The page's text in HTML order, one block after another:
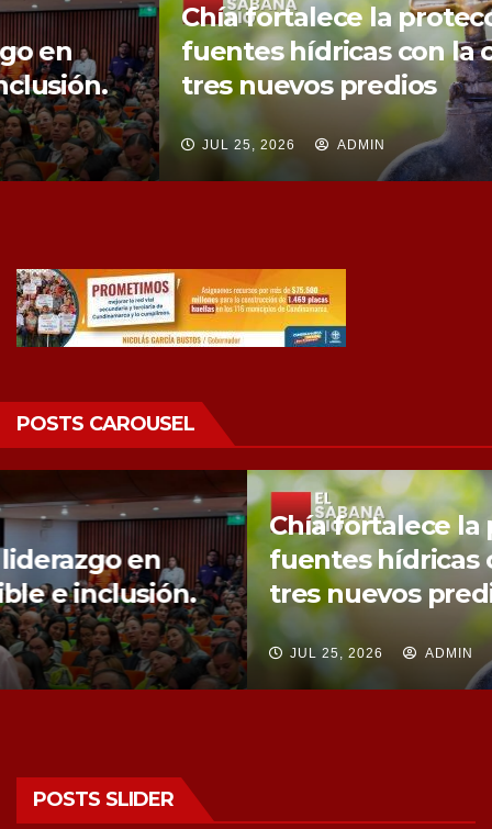
Chía fortalece la protección de sus
fuentes hídricas con la compra de
tres nuevos predios
JUL 25, 2026 ADMIN
POSTS CAROUSEL
Chía fortalece la protección de sus
fuentes hídricas con la compra de
tres nuevos predios
JUL 25, 2026 ADMIN
POSTS SLIDER